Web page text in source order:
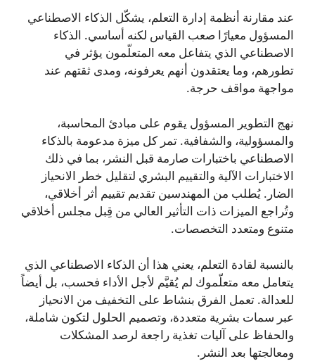
عند مقارنة أنظمة إدارة التعلم، يشكّل الذكاء الاصطناعي
المسؤول معيارًا صعب القياس لكنه أساسي. الذكاء
الاصطناعي الذي يتفاعل معه المتعلّمون يؤثر في
تطورهم، وما يعتقدون أنهم يعرفونه، ومدى ثقتهم عند
مواجهة مواقف حرجة.
نهج التطوير المسؤول يقوم على مبادئ المحاسبة،
والمسؤولية، والشفافية. تمر كل ميزة مدعومة بالذكاء
الاصطناعي باختبارات صارمة قبل النشر، بما في ذلك
الاختبارات الآلية والتقييم البشري لتقليل خطر الانحياز
الضار. يُطلب من المهندسين تقديم تقييم أثر أخلاقي،
وتُراجع الميزات ذات التأثير العالي من قِبل مجلس أخلاقي
متنوع ومتعدد التخصصات.
بالنسبة لقادة التعلم، يعني هذا أن الذكاء الاصطناعي الذي
يتعامل معه متعلّموك لم يُقيَّم لأجل الأداء فحسب، بل أيضاً
للعدالة. تعمل الفرق بنشاط على التخفيف من الانحياز
عبر سمات بشرية متعددة، وتصميم الحلول لتكون شاملة،
والحفاظ على آليات تغذية راجعة لرصد المشكلات
ومعالجتها بعد النشر.